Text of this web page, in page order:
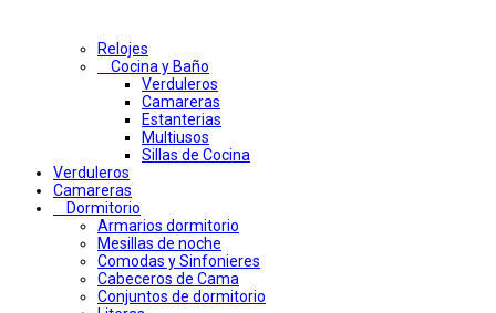
Relojes
Cocina y Baño
Verduleros
Camareras
Estanterias
Multiusos
Sillas de Cocina
Verduleros
Camareras
Dormitorio
Armarios dormitorio
Mesillas de noche
Comodas y Sinfonieres
Cabeceros de Cama
Conjuntos de dormitorio